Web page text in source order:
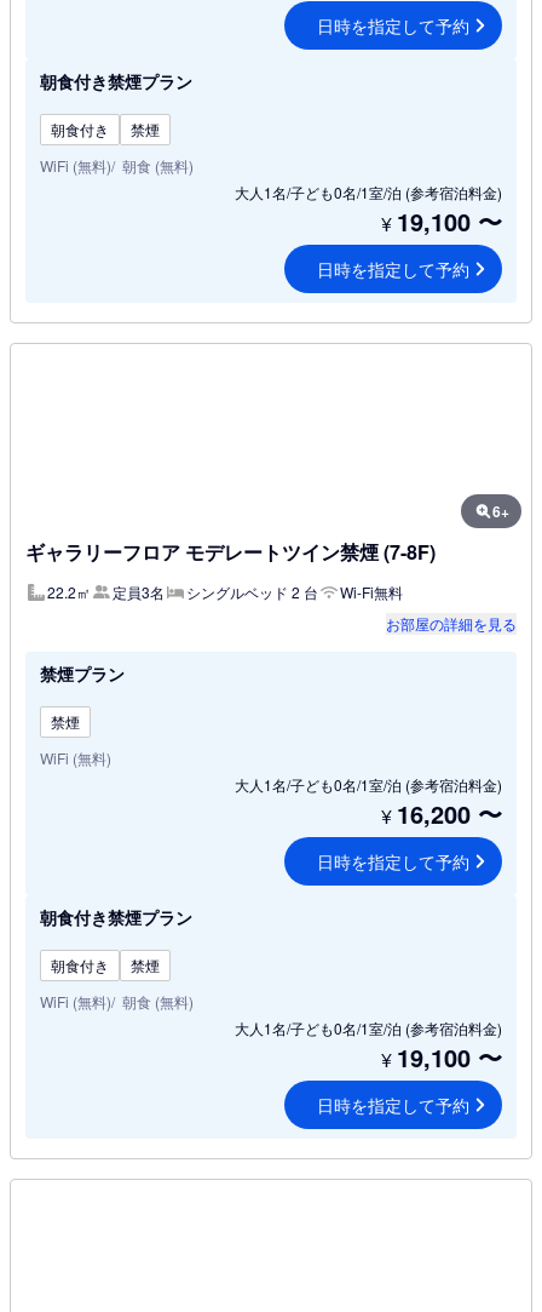
日時を指定して予約
朝食付き禁煙プラン
朝食付き
禁煙
WiFi (無料) 朝食 (無料)
大人1名/子ども0名/1室/泊 (参考宿泊料金)
¥ 19,100 〜
日時を指定して予約
6+
ギャラリーフロア モデレートツイン禁煙 (7-8F)
22.2㎡ 定員3名 シングルベッド 2 台
Wi-Fi無料
お部屋の詳細を見る
禁煙プラン
禁煙
WiFi (無料)
大人1名/子ども0名/1室/泊 (参考宿泊料金)
¥ 16,200 〜
日時を指定して予約
朝食付き禁煙プラン
朝食付き
禁煙
WiFi (無料) 朝食 (無料)
大人1名/子ども0名/1室/泊 (参考宿泊料金)
¥ 19,100 〜
日時を指定して予約